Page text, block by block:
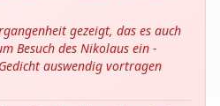
gezeigt, das es auch
Besuch des Nikolaus ein -
auswendig vortragen